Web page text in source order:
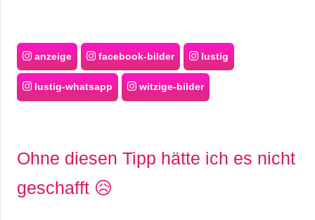
anzeige facebook-bilder lustig
lustig-whatsapp witzige-bilder
Ohne diesen Tipp hätte ich es nicht
geschafft 😥